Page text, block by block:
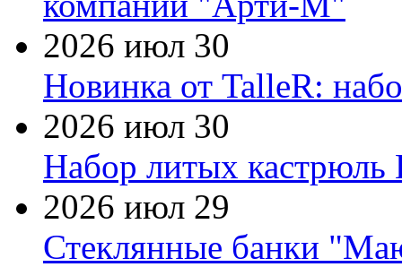
2026 июл 30
Новинка от TalleR:
2026 июл 30
Набор литых кастрюль
2026 июл 29
Стеклянные банки